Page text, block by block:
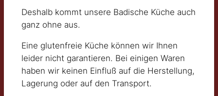
Deshalb kommt unsere Badische Küche auch
ganz ohne aus.
Eine glutenfreie Küche können wir Ihnen
leider nicht garantieren. Bei einigen Waren
haben wir keinen Einfluß auf die Herstellung,
Lagerung oder auf den Transport.